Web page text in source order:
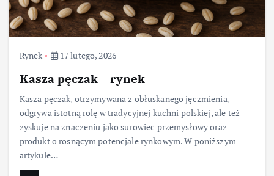
Rynek 17 lutego, 2026
Kasza pęczak – rynek
Kasza pęczak, otrzymywana z obłuskanego jęczmienia,
odgrywa istotną rolę w tradycyjnej kuchni polskiej, ale też
zyskuje na znaczeniu jako surowiec przemysłowy oraz
produkt o rosnącym potencjale rynkowym. W poniższym
artykule…